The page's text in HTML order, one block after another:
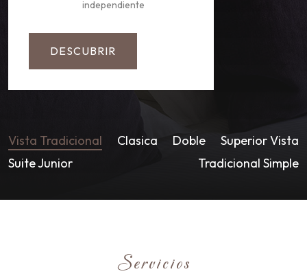
independiente
DESCUBRIR
Vista Tradicional Clasica Doble
Superior Vista
Suite Junior
Tradicional Simple
Servicios